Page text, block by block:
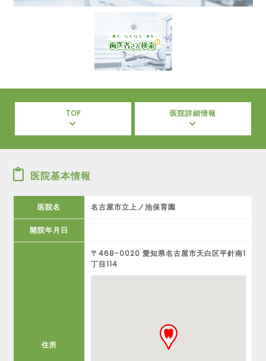
TOP 医院詳細情報
医院基本情報
医院名 名古屋市立上ノ池保育園
開院年月日
住所
〒468-0020 愛知県名古屋市天白区平針南1
丁目114